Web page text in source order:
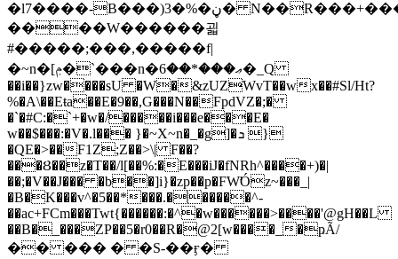
�l7����-B���)3�%�ڼ� N��R���+�����/
����W������괿
#�����;���,�����f|
�~n�[ݦ�`���n�ޢ���*��6�_Q
��i��}zw����sU �W�&zUZWvT��wx��#Sl/Ht?
%�A\��Eŧa��E�9��,G���N��FpdVZ�;�
�`�#C:�`+�w�/�����i���e���E�
w��$���:�V�.l��� }�~X~n�_�g]�ܖ }
�QE�>��F1Z;Z��>\| F��?
���Ȣ��z�T��/l[��%:�E���iJ�fNRh^����+)�|
��;�V��J��� �b��]i}�zp��p�FW̛Óz~���_|
�B�K���v^�5��*���.������^-
��ac+FCm���Twt{������:�^�w������>����'@gH��L
��B�_���ZP��5�r0��R�@2[w����_�ҏÃ/
�� ��� � �S-��ӻ�